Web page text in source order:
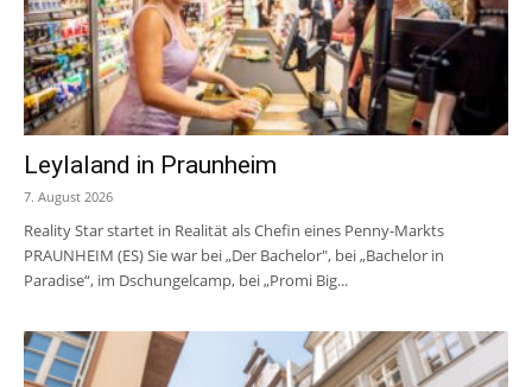
Leylaland in Praunheim
7. August 2026
Reality Star startet in Realität als Chefin eines Penny-Markts
PRAUNHEIM (ES) Sie war bei „Der Bachelor", bei „Bachelor in
Paradise“, im Dschungelcamp, bei „Promi Big...